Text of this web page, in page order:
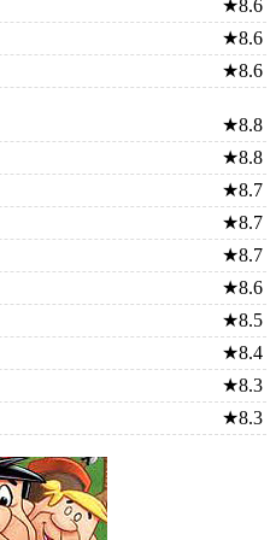
★8.6
★8.6
★8.6
★8.8
★8.8
★8.7
★8.7
★8.7
★8.6
★8.5
★8.4
★8.3
★8.3